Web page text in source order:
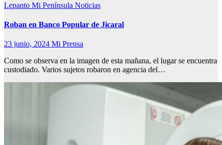
Lepanto Mi Península Noticias
Roban en Banco Popular de Jicaral
23 junio, 2024 Mi Prensa
Como se observa en la imagen de esta mañana, el lugar se encuentra
custodiado. Varios sujetos robaron en agencia del…